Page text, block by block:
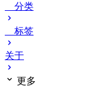
分类
标签
关于
更多